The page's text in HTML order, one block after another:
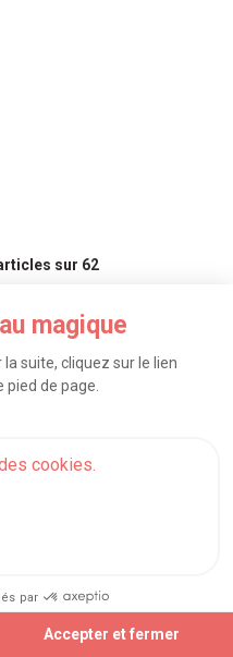
magique
suite, cliquez sur le lien
pied de page.
cookies.
par
Accepter et fermer
sur 62
marques du